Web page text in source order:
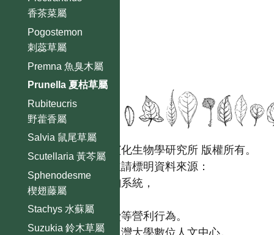
香茶菜屬
Pogostemon
刺蕊草屬
Premna 魚臭木屬
Prunella 夏枯草屬
Rubiteucris
野藿香屬
Salvia 鼠尾草屬
Scutellaria 黃芩屬
Sphenodesme
楔翅藤屬
Stachys 水蘇屬
Suzukia 鈴木草屬
國立台灣大學生態學與演化生物學研究所 版權所有。
歡迎引用本網站資料，並請標明資料來源：
【台灣植物資訊整合查詢系統，
https://tai2.ntu.edu.tw。】
且不得有收取資料查詢費等營利行為。
如需商業使用，請聯繫
台灣大學數位人文中心。